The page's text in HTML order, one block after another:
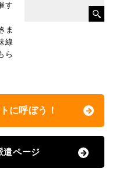
す
ま
線
ら
に呼ぼう！
遣ページ